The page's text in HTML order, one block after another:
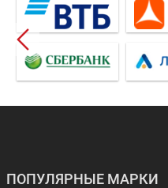
ПОПУЛЯРНЫЕ МАРКИ